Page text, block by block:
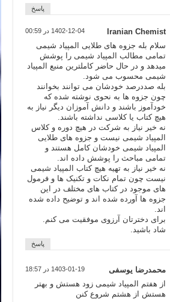
پاسخ
Iranian Chemist 1402-12-04 در 00:59
سلام بله جزوه های طلایی المپیاد شیمی
تمامی مطالب المپیاد شیمی را پوشش
میدهد و در حال حاضر کاملترین منبع المپیاد
شیمی محسوب می شود.
بله صددرصد خودشان می توانند بخوانند
چون جزوه ها به نحوی نوشته شده که
خودآموز باشند و دانش آموزان دیگر نیاز به
هیچ کتاب یا کلاسی نداشته باشند.
نه خیر نیاز به شرکت در هیچ دوره و کلاس
المپیاد شیمی نیست و جزوه های طلایی
المپیاد شیمی خودشان کامل هستند و
تمامی مباحث را پوشش داده اند.
نه خیر نیاز به تهیه هیچ کتاب المپیاد شیمی
نیست چون تمام نکات و تکنیک ها و فرمول
های موجود در کتاب های مختلف در این
جزوه ها آورده شده اند و توضیح داده شده
اند.
برای دخترتان آرزوی موفقیت می کنم.
شاد باشید.
پاسخ
محمدرضا یوسفی 1403-01-19 در 18:57
از هفتم المپیاد شیمی زود هستش و بهتر
هستش از هشتم شروع کنن